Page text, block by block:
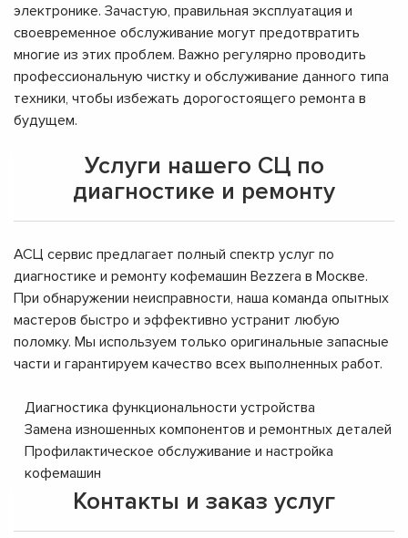
электронике. Зачастую, правильная эксплуатация и
своевременное обслуживание могут предотвратить
многие из этих проблем. Важно регулярно проводить
профессиональную чистку и обслуживание данного типа
техники, чтобы избежать дорогостоящего ремонта в
будущем.
Услуги нашего СЦ по
диагностике и ремонту
АСЦ сервис предлагает полный спектр услуг по
диагностике и ремонту кофемашин Bezzera в Москве.
При обнаружении неисправности, наша команда опытных
мастеров быстро и эффективно устранит любую
поломку. Мы используем только оригинальные запасные
части и гарантируем качество всех выполненных работ.
Диагностика функциональности устройства
Замена изношенных компонентов и ремонтных деталей
Профилактическое обслуживание и настройка
кофемашин
Контакты и заказ услуг